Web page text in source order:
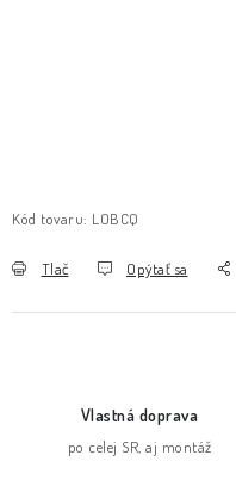
Kód tovaru: LOBCQ
Tlač Opýtať sa
Vlastná doprava
po celej SR, aj montáž